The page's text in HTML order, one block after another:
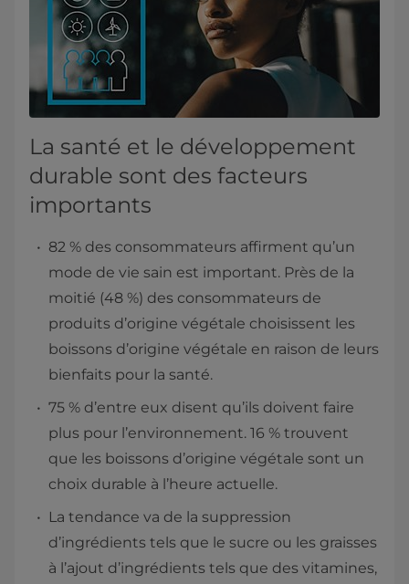
La santé et le développement
durable sont des facteurs
importants
82 % des consommateurs affirment qu’un
mode de vie sain est important. Près de la
moitié (48 %) des consommateurs de
produits d’origine végétale choisissent les
boissons d’origine végétale en raison de leurs
bienfaits pour la santé.
75 % d’entre eux disent qu’ils doivent faire
plus pour l’environnement. 16 % trouvent
que les boissons d’origine végétale sont un
choix durable à l’heure actuelle.
La tendance va de la suppression
d’ingrédients tels que le sucre ou les graisses
à l’ajout d’ingrédients tels que des vitamines,